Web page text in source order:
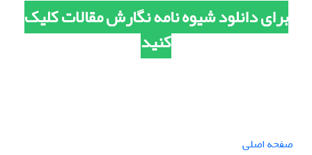
برای دانلود شیوه نامه نگارش مقالات کلیک
کنید
صفحه اصلی